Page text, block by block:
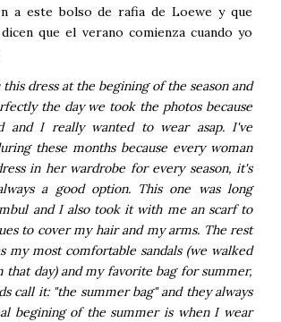
a este bolso de rafia de Loewe y que
que el verano comienza cuando yo
dress at the begining of the season and
the day we took the photos because
and I really wanted to wear asap. I've
these months because every woman
in her wardrobe for every season, it's
a good option. This one was long
and I also took it with me an scarf to
to cover my hair and my arms. The rest
my most comfortable sandals (we walked
that day) and my favorite bag for summer,
call it: "the summer bag" and they always
begining of the summer is when I wear